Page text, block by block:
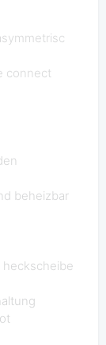
connect
beheizbar